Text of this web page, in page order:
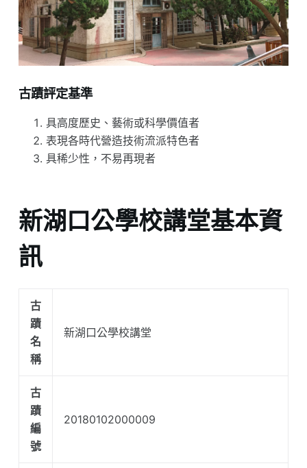
古蹟評定基準
具高度歷史、藝術或科學價值者
表現各時代營造技術流派特色者
具稀少性，不易再現者
新湖口公學校講堂基本資
訊
古
蹟
名
稱
新湖口公學校講堂
古
蹟
編
號
20180102000009